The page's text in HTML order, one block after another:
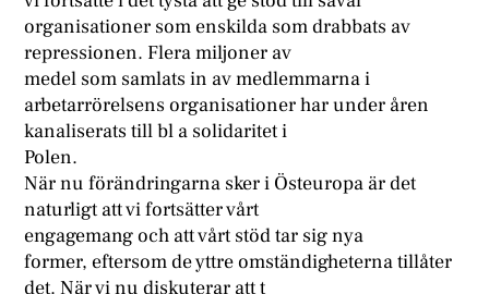
organisationer som enskilda som drabbats av
repressionen. Flera miljoner av
medel som samlats in av medlemmarna i
arbetarrörelsens organisationer har under åren
kanaliserats till bl a solidaritet i
Polen.
När nu förändringarna sker i Östeuropa är det
naturligt att vi fortsätter vårt
engagemang och att vårt stöd tar sig nya
former, eftersom de yttre omständigheterna tillåter
det. När vi nu diskuterar att t